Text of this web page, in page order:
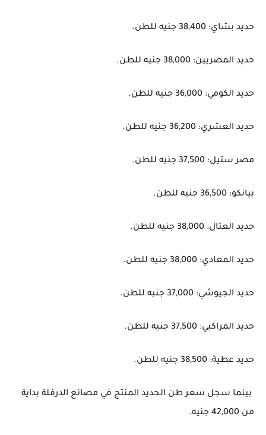
حديد بشاي: 38,400 جنيه للطن.
حديد المصريين: 38,000 جنيه للطن.
حديد الكومي: 36,000 جنيه للطن.
حديد العشري: 36,200 جنيه للطن.
مصر ستيل: 37,500 جنيه للطن.
بيانكو: 36,500 جنيه للطن.
حديد العتال: 38,000 جنيه للطن.
حديد المعادي: 38,000 جنيه للطن.
حديد الجيوشي: 37,000 جنيه للطن.
حديد المراكبي: 37,500 جنيه للطن.
حديد عطية: 38,500 جنيه للطن.
بينما سجل سعر طن الحديد المنتج في مصانع الدرفلة بداية
من 42,000 جنيه.